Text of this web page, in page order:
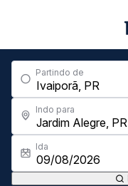
Partindo de
Indo para
Ida